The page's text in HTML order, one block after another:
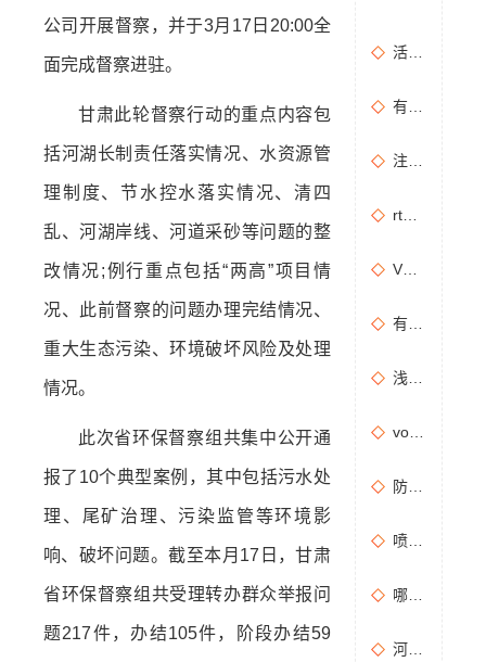
公司开展督察，并于3月17日20:00全
面完成督察进驻。
甘肃此轮督察行动的重点内容包
括河湖长制责任落实情况、水资源管
理制度、节水控水落实情况、清四
乱、河湖岸线、河道采砂等问题的整
改情况;例行重点包括“两高”项目情
况、此前督察的问题办理完结情况、
重大生态污染、环境破坏风险及处理
情况。
此次省环保督察组共集中公开通
报了10个典型案例，其中包括污水处
理、尾矿治理、污染监管等环境影
响、破坏问题。截至本月17日，甘肃
省环保督察组共受理转办群众举报问
题217件，办结105件，阶段办结59